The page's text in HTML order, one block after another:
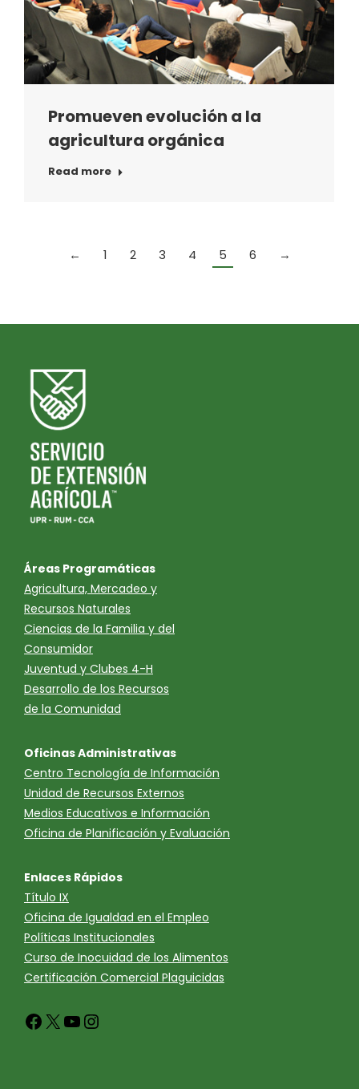
Promueven evolución a la
agricultura orgánica
Read more
← 1 2 3 4 5 6 →
Áreas Programáticas
Agricultura, Mercadeo y
Recursos Naturales
Ciencias de la Familia y del
Consumidor
Juventud y Clubes 4-H
Desarrollo de los Recursos
de la Comunidad
Oficinas Administrativas
Centro Tecnología de Información
Unidad de Recursos Externos
Medios Educativos e Información
Oficina de Planificación y Evaluación
Enlaces Rápidos
Título IX
Oficina de Igualdad en el Empleo
Políticas Institucionales
Curso de Inocuidad de los Alimentos
Certificación Comercial Plaguicidas
Facebook
X YouTube